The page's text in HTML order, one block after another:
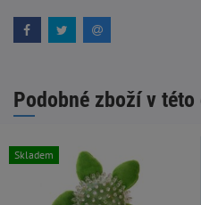
Podobné zboží v
Skladem